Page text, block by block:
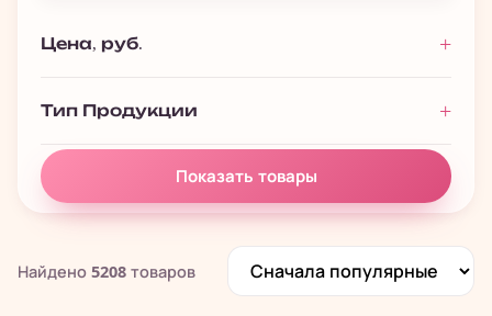
Мармеладки
Маршмеллоу 180
Печенье, пончики, батончики 280
Цена, руб.
Тип Продукции
Показать товары
Найдено 5208 товаров